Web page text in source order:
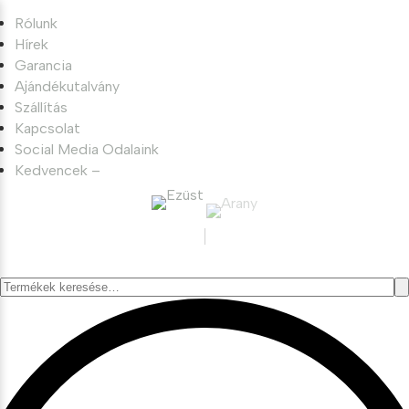
Rólunk
Hírek
Garancia
Ajándékutalvány
Szállítás
Kapcsolat
Social Media Odalaink
Kedvencek –
Keresés
következőre: